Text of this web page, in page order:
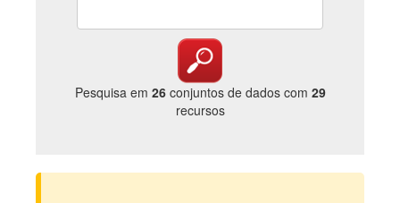
Catálogo de dados
Pesquisa em 26conjuntos de dados com 29
recursos